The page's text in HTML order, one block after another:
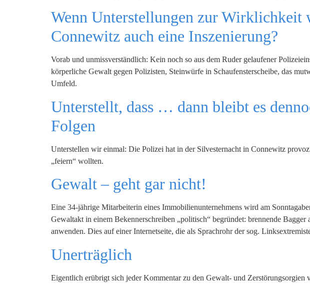
Wenn Unterstellungen zur
Connewitz auch eine Inszenierung?
Vorab und unmissverständlich: Kein noch so aus dem Ruder gelaufener
körperliche Gewalt gegen Polizisten, Steinwürfe in Schaufensterscheibe, das
Umfeld.
Unterstellt, dass … dann bleibt es
Folgen
Unterstellen wir einmal: Die Polizei hat in der Silvesternacht in Connewitz
„feiern“ wollten.
Gewalt – geht gar nicht!
Eine 34-jährige Mitarbeiterin eines Immobilienunternehmens wird am
Gewaltakt in einem Bekennerschreiben „politisch“ begründet: brennende
anwenden. Dies auf einer Internetseite, die als Sprachrohr der sog.
Unerträglich
Eigentlich erübrigt sich jeder Kommentar zu den Gewalt- und Zerstörungsorgien